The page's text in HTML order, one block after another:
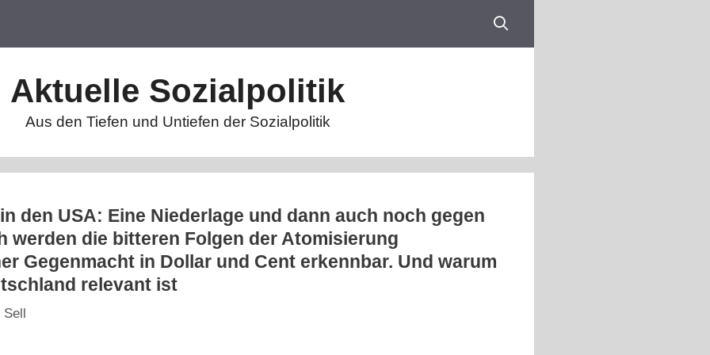
Aktuelle Sozialpolitik
Aus den Tiefen und Untiefen der Sozialpolitik
den USA: Eine Niederlage und dann auch noch gegen
werden die bitteren Folgen der Atomisierung
Gegenmacht in Dollar und Cent erkennbar. Und warum
relevant ist
Sell